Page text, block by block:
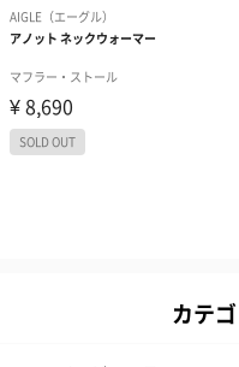
カテ